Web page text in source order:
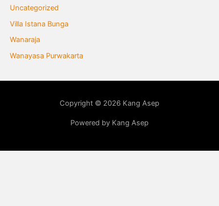
Uncategorized
Villa Istana Bunga
Wanaraja
Wanayasa Purwakarta
Copyright © 2026 Kang Asep
Powered by Kang Asep